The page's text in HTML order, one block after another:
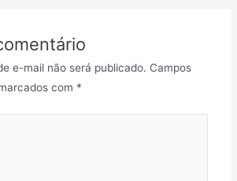
e-mail não será publicado. Campos
com *